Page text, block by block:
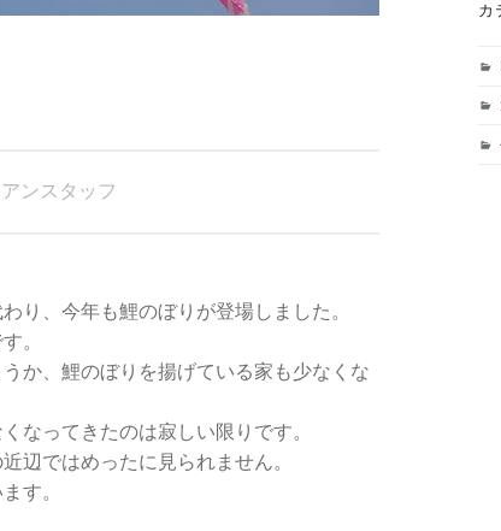
アンスタッフ
り、今年も鯉のぼりが登場しました。
。
か、鯉のぼりを揚げている家も少なくな
なってきたのは寂しい限りです。
辺ではめったに見られません。
す。
カ